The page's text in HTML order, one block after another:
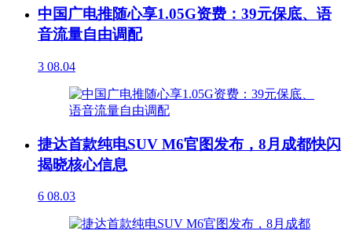
中国广电推随心享1.05G资费：39元保底、语
音流量自由调配
3 08.04
捷达首款纯电SUV M6官图发布，8月成都快闪
揭晓核心信息
6 08.03